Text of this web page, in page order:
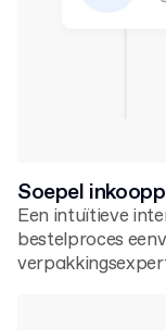
Soepel
Een intuïtieve
bestelproces